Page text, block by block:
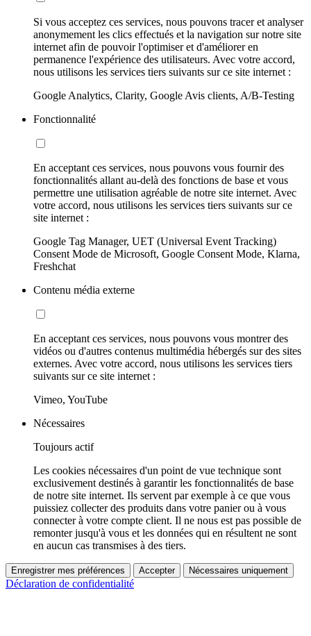
Si vous acceptez ces services, nous pouvons tracer et analyser
anonymement les clics effectués et la navigation sur notre site
internet afin de pouvoir l'optimiser et d'améliorer en
permanence l'expérience des utilisateurs. Avec votre accord,
nous utilisons les services tiers suivants sur ce site internet :
Google Analytics, Clarity, Google Avis clients, A/B-Testing
Fonctionnalité
En acceptant ces services, nous pouvons vous fournir des
fonctionnalités allant au-delà des fonctions de base et vous
permettre une utilisation agréable de notre site internet. Avec
votre accord, nous utilisons les services tiers suivants sur ce
site internet :
Google Tag Manager, UET (Universal Event Tracking)
Consent Mode de Microsoft, Google Consent Mode, Klarna,
Freshchat
Contenu média externe
En acceptant ces services, nous pouvons vous montrer des
vidéos ou d'autres contenus multimédia hébergés sur des sites
externes. Avec votre accord, nous utilisons les services tiers
suivants sur ce site internet :
Vimeo, YouTube
Nécessaires
Toujours actif
Les cookies nécessaires d'un point de vue technique sont
exclusivement destinés à garantir les fonctionnalités de base
de notre site internet. Ils servent par exemple à ce que vous
puissiez collecter des produits dans votre panier ou à vous
connecter à votre compte client. Il ne nous est pas possible de
remonter jusqu'à vous et les données qui en résultent ne sont
en aucun cas transmises à des tiers.
Enregistrer mes préférences Accepter Nécessaires uniquement
Déclaration de confidentialité